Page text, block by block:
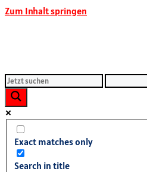
Zum Inhalt springen
Exact matches only
Search in title